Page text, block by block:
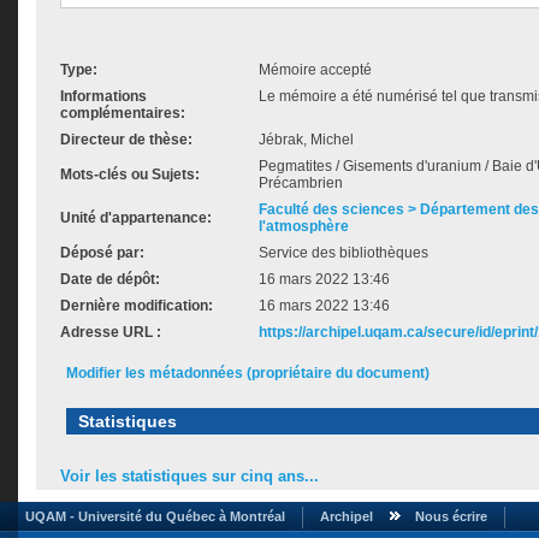
Type:
Mémoire accepté
Informations
complémentaires:
Le mémoire a été numérisé tel que
Directeur de thèse: Jébrak, Michel
Mots-clés ou Sujets:
Pegmatites / Gisements d'uranium / Baie
Précambrien
Unité d'appartenance:
Faculté des sciences > Département
l'atmosphère
Déposé par:
Service des bibliothèques
Date de dépôt:
16 mars 2022 13:46
Dernière modification:
16 mars 2022 13:46
Adresse URL :
https://archipel.uqam.ca/secure/id/
Modifier les métadonnées (propriétaire du document)
Statistiques
Voir les statistiques sur cinq ans...
UQAM - Université du Québec à Montréal Archipel Nous écrire